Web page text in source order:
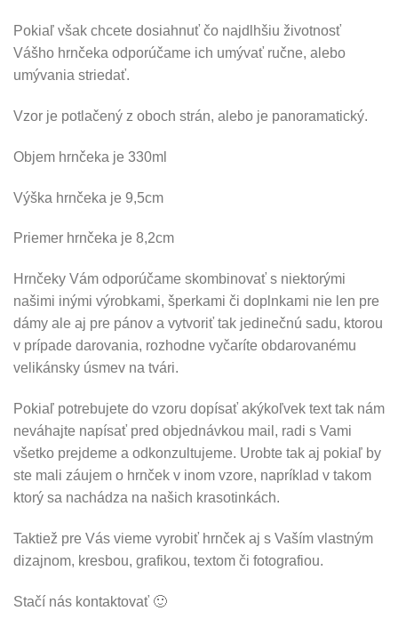
Pokiaľ však chcete dosiahnuť čo najdlhšiu životnosť
Vášho hrnčeka odporúčame ich umývať ručne, alebo
umývania striedať.
Vzor je potlačený z oboch strán, alebo je panoramatický.
Objem hrnčeka je 330ml
Výška hrnčeka je 9,5cm
Priemer hrnčeka je 8,2cm
Hrnčeky Vám odporúčame skombinovať s niektorými
našimi inými výrobkami, šperkami či doplnkami nie len pre
dámy ale aj pre pánov a vytvoriť tak jedinečnú sadu, ktorou
v prípade darovania, rozhodne vyčaríte obdarovanému
velikánsky úsmev na tvári.
Pokiaľ potrebujete do vzoru dopísať akýkoľvek text tak nám
neváhajte napísať pred objednávkou mail, radi s Vami
všetko prejdeme a odkonzultujeme. Urobte tak aj pokiaľ by
ste mali záujem o hrnček v inom vzore, napríklad v takom
ktorý sa nachádza na našich krasotinkách.
Taktiež pre Vás vieme vyrobiť hrnček aj s Vaším vlastným
dizajnom, kresbou, grafikou, textom či fotografiou.
Stačí nás kontaktovať 🙂